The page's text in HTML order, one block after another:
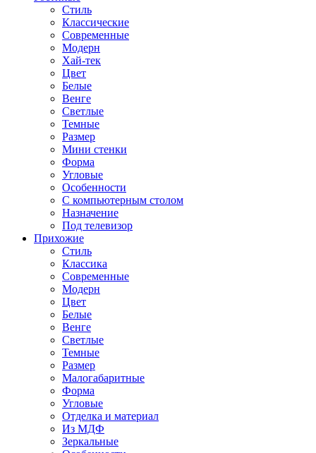
Стиль
Классические
Современные
Модерн
Хай-тек
Цвет
Белые
Венге
Светлые
Темные
Размер
Мини стенки
Форма
Угловые
Особенности
С компьютерным столом
Назначение
Под телевизор
Прихожие
Стиль
Классика
Современные
Модерн
Цвет
Белые
Венге
Светлые
Темные
Размер
Малогабаритные
Форма
Угловые
Отделка и материал
Из МДФ
Зеркальные